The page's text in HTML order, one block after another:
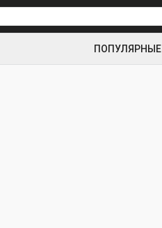
ПОПУЛЯРНЫЕ